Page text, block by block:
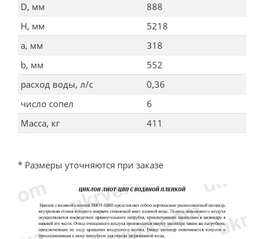
D, мм
888
Н, мм
5218
а, мм
318
b, мм
552
расход воды, л/с
0,36
число сопел
6
Масса, кг
411
* Размеры уточняются при заказе